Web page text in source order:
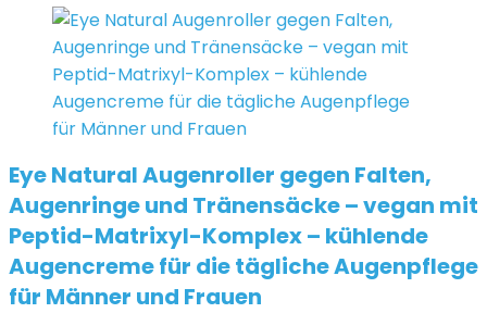
Eye Natural Augenroller gegen Falten,
Augenringe und Tränensäcke – vegan mit
Peptid-Matrixyl-Komplex – kühlende
Augencreme für die tägliche Augenpflege
für Männer und Frauen